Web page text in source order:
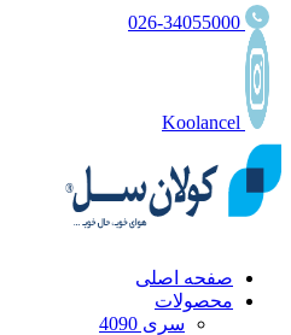
صفحه اصلی
محصولات
سری 4090